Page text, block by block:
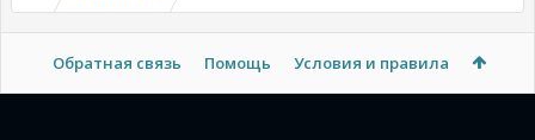
Обратная связь Помощь Условия и правила